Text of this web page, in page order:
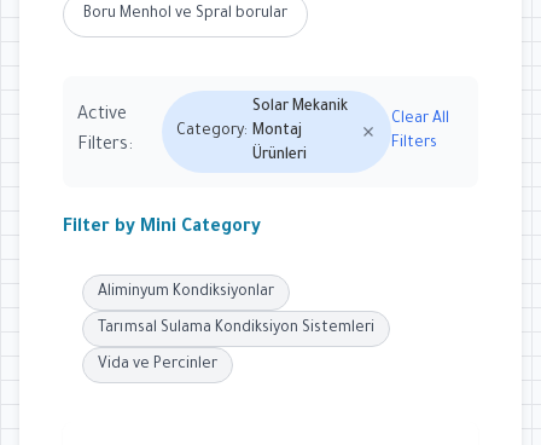
Boru Menhol ve Spral borular
Active
Filters:
Category:
Solar Mekanik
Montaj
Ürünleri
Clear All
Filters
Filter by Mini Category
Aliminyum Kondiksiyonlar
Tarımsal Sulama Kondiksiyon Sistemleri
Vida ve Percinler